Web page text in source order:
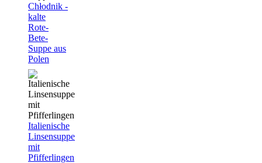
Chłodnik -
kalte
Rote-
Bete-
Suppe aus
Polen
Italienische
Linsensuppe
mit
Pfifferlingen